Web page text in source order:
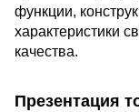
функции,
характеристики
качества.
Презентация